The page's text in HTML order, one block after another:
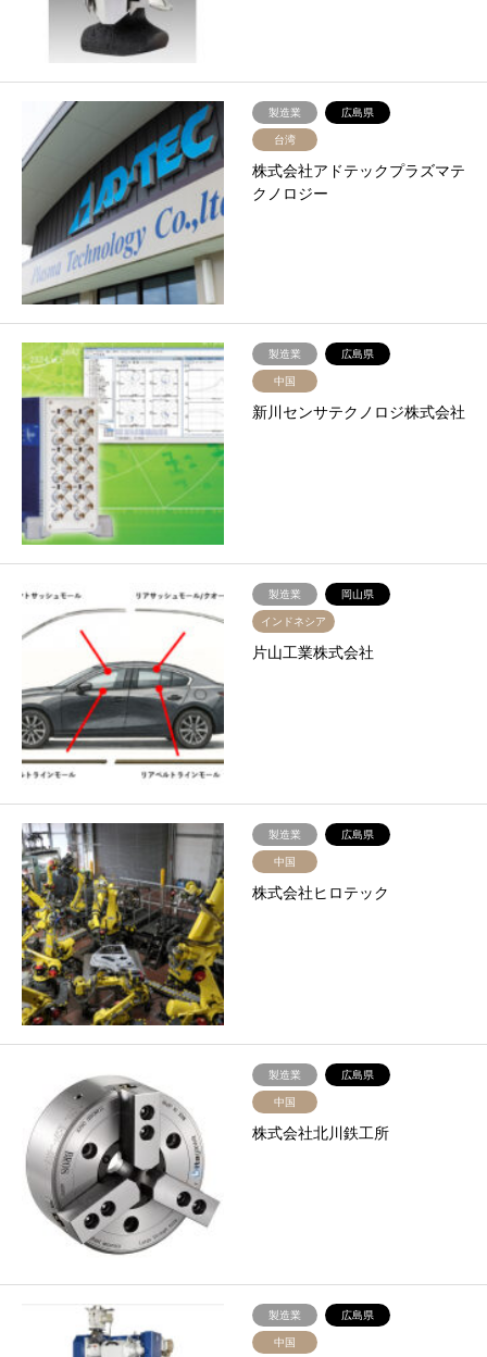
製造業 広島県
台湾
株式会社アドテックプラズマテ
クノロジー
製造業 広島県
中国
新川センサテクノロジ株式会社
製造業 岡山県
インドネシア
片山工業株式会社
製造業 広島県
中国
株式会社ヒロテック
製造業 広島県
中国
株式会社北川鉄工所
製造業 広島県
中国